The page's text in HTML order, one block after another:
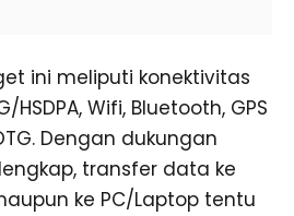
ini meliputi konektivitas
HSDPA, Wifi, Bluetooth, GPS
Dengan dukungan
transfer data ke
ke PC/Laptop tentu